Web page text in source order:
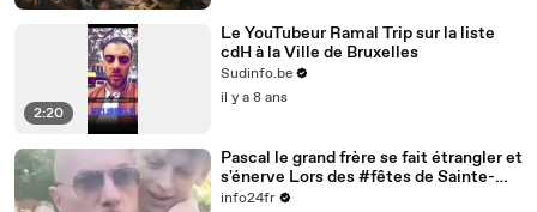
2:20
Le YouTubeur Ramal Trip sur la liste
cdH à la Ville de Bruxelles
Sudinfo.be
il y a 8 ans
Pascal le grand frère se fait étrangler et
s'énerve Lors des #fêtes de Sainte-
Anne à Rethel (Ardennes)
info24fr